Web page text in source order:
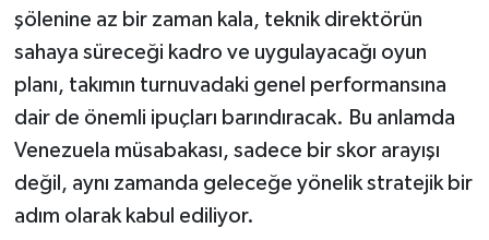
şölenine az bir zaman kala, teknik direktörün
sahaya süreceği kadro ve uygulayacağı oyun
planı, takımın turnuvadaki genel performansına
dair de önemli ipuçları barındıracak. Bu anlamda
Venezuela müsabakası, sadece bir skor arayışı
değil, aynı zamanda geleceğe yönelik stratejik bir
adım olarak kabul ediliyor.